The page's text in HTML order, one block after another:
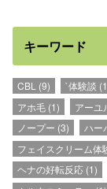
キーワード
CBL (9) `体験談
アホ毛 (1) アーユ
ノープー (3) ハー
フェイスクリーム体
ヘナの好転反応 (1)